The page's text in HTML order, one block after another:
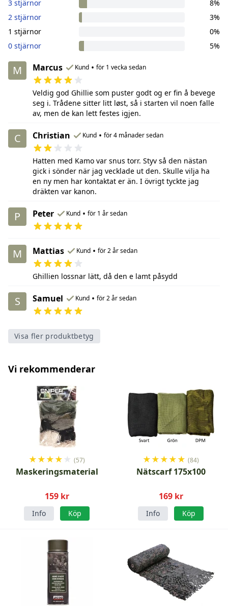
3 stjärnor
8%
2 stjärnor
3%
1 stjärnor
0%
0 stjärnor
5%
M Marcus Kund • för 1 vecka sedan
Veldig god Ghillie som puster godt og er fin å bevege
seg i. Trådene sitter litt løst, så i starten vil noen falle
av, men de kan lett festes igjen.
C Christian Kund • för 4 månader sedan
Hatten med Kamo var snus torr. Styv så den nästan
gick i sönder när jag vecklade ut den. Skulle vilja ha
en ny men har kontaktat er än. I övrigt tyckte jag
dräkten var kanon.
P Peter Kund • för 1 år sedan
M Mattias Kund • för 2 år sedan
Ghillien lossnar lätt, då den e lamt påsydd
S Samuel Kund • för 2 år sedan
Visa fler produktbetyg
Vi rekommenderar
★★★★ ★ (57)
Maskeringsmaterial
159 kr
Info Köp
★★★★★ (84)
Nätscarf 175x100
169 kr
Info Köp